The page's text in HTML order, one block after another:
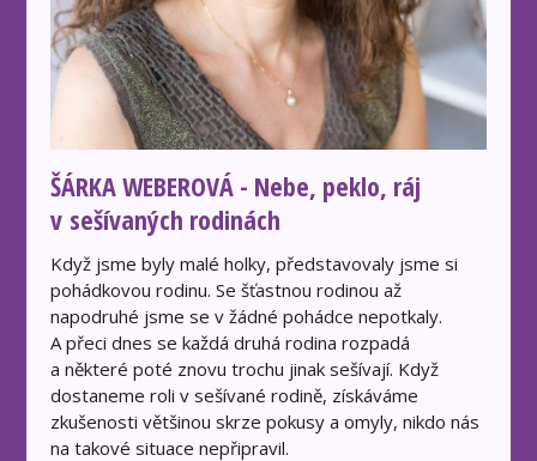
ŠÁRKA WEBEROVÁ - Nebe, peklo, ráj
v sešívaných rodinách
Když jsme byly malé holky, představovaly jsme si
pohádkovou rodinu. Se šťastnou rodinou až
napodruhé jsme se v žádné pohádce nepotkaly.
A přeci dnes se každá druhá rodina rozpadá
a některé poté znovu trochu jinak sešívají. Když
dostaneme roli v sešívané rodině, získáváme
zkušenosti většinou skrze pokusy a omyly, nikdo nás
na takové situace nepřipravil.